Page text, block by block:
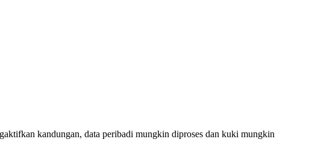
kandungan, data peribadi mungkin diproses dan kuki mungkin